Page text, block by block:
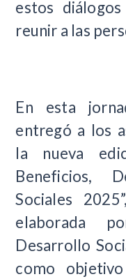
estos
reunir a las
En esta
entregó a los
la nueva
Beneficios,
Sociales
elaborada
Desarrollo
como